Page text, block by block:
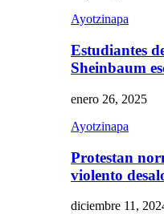
Ayotzinapa
Estudiantes
Sheinbaum
enero 26, 2025
Ayotzinapa
Protestan
violento
diciembre 11,